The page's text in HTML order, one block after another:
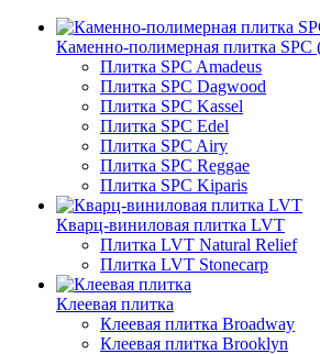
Каменно-полимерная плитка SPC
Плитка SPC Amadeus
Плитка SPC Dagwood
Плитка SPC Kassel
Плитка SPC Edel
Плитка SPC Airy
Плитка SPC Reggae
Плитка SPC Kiparis
Кварц-виниловая плитка LVT
Плитка LVT Natural Relief
Плитка LVT Stonecarp
Клеевая плитка
Клеевая плитка Broadway
Клеевая плитка Brooklyn